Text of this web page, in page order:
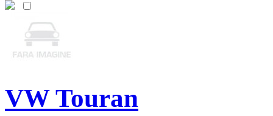
VW Touran